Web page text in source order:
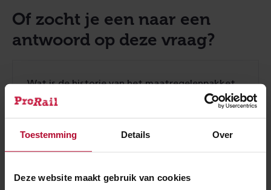
Toestemming Details Over
Deze website maakt gebruik van cookies
Of zocht je een naar een
antwoord op deze vraag?
Wat is de historie van het maatregelenpakket
en besluitvormingsproces vanaf 2015?
de Middachterallee op een acceptabel